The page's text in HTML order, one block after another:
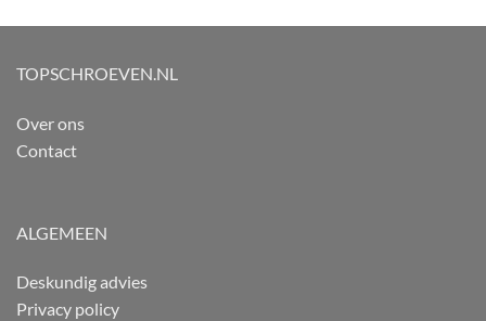
TOPSCHROEVEN.NL
Over ons
Contact
ALGEMEEN
Deskundig advies
Privacy policy